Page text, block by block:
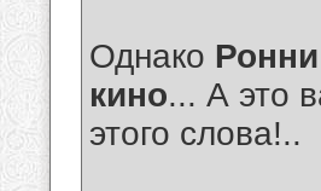
Однако
кино... А это
этого слова!..